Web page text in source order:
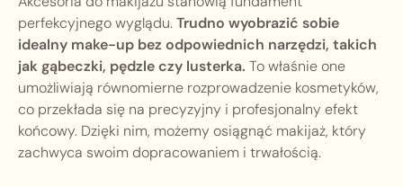
perfekcyjnego wyglądu.Trudno wyobrazić sobie
idealny make-up bez odpowiednich narzędzi, takich
jak gąbeczki, pędzle czy lusterka. To właśnie one
umożliwiają równomierne rozprowadzenie kosmetyków,
co przekłada się na precyzyjny i profesjonalny efekt
końcowy. Dzięki nim, możemy osiągnąć makijaż, który
zachwyca swoim dopracowaniem i trwałością.